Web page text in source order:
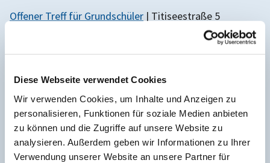
Diese Webseite verwendet Cookies
Wir verwenden Cookies, um Inhalte und Anzeigen zu
personalisieren, Funktionen für soziale Medien anbieten
zu können und die Zugriffe auf unsere Website zu
analysieren. Außerdem geben wir Informationen zu Ihrer
Verwendung unserer Website an unsere Partner für
Offener Treff für Grundschüler | Titiseestraße 5
Der Kirchenkreis Reinickendorf engagiert sich auch in
Reinickendorf-Ost für Kinder und Familien. Die
KreativFabrikbietet als diakonisches Kinder- und
Familienzentrum neben Hilfe bei den Hausaufgaben
und Beratungsangeboten für Eltern auch ein kreatives
Nachmittags- und Ferienprogramm.